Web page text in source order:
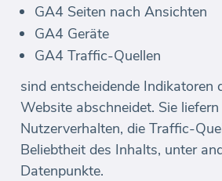
GA4 Seiten nach Ansichten
GA4 Geräte
GA4 Traffic-Quellen
sind entscheidende Indikatoren
Website abschneidet. Sie
Nutzerverhalten, die Traffic-
Beliebtheit des Inhalts, unter
Datenpunkte.